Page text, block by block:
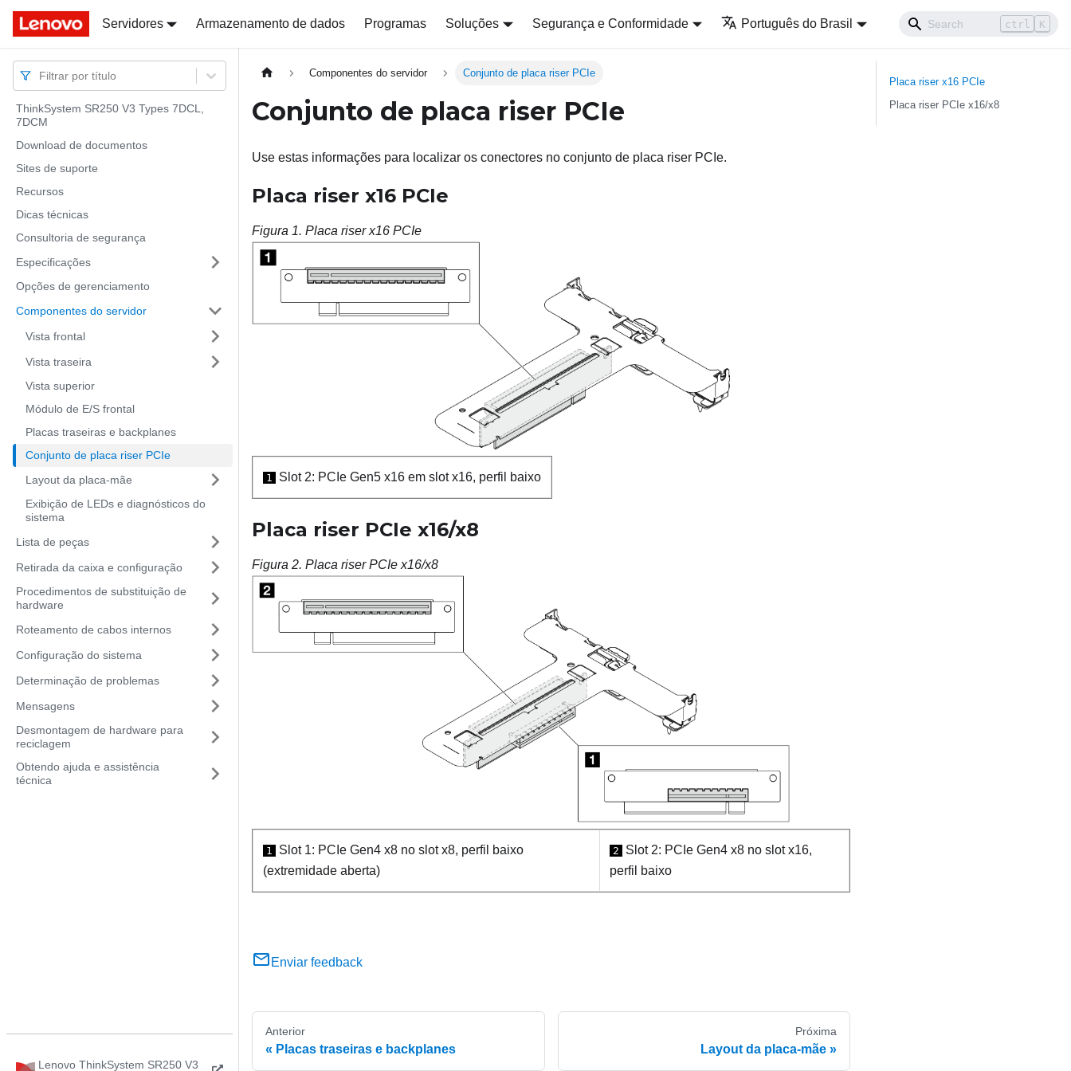
Docs
Servidores Armazenamento de dados Programas Soluções Segurança e Conformidade Português do Brasil ctrl K
Docs
Filtrar por título
ThinkSystem SR250 V3 Types 7DCL,
7DCM
Download de documentos
Sites de suporte
Recursos
Dicas técnicas
Consultoria de segurança
Especificações
Opções de gerenciamento
Componentes do servidor
Vista frontal
Vista traseira
Vista superior
Módulo de E/S frontal
Placas traseiras e backplanes
Conjunto de placa riser PCIe
Layout da placa-mãe
Exibição de LEDs e diagnósticos do
sistema
Lista de peças
Retirada da caixa e configuração
Procedimentos de substituição de
hardware
Roteamento de cabos internos
Configuração do sistema
Determinação de problemas
Mensagens
Desmontagem de hardware para
reciclagem
Obtendo ajuda e assistência
técnica
Lenovo ThinkSystem SR250 V3
Componentes do servidor Conjunto de placa riser PCIe
Conjunto de placa riser PCIe
Use estas informações para localizar os conectores no conjunto de placa riser PCIe.
Placa riser x16 PCIe
Figura 1. Placa riser x16 PCIe
1 Slot 2: PCIe Gen5 x16 em slot x16, perfil baixo
Placa riser PCIe x16/x8
Figura 2. Placa riser PCIe x16/x8
1
Slot 1: PCIe Gen4 x8 no slot x8, perfil baixo
(extremidade aberta)
2
Slot 2: PCIe Gen4 x8 no slot x16,
perfil baixo
Enviar feedback
Anterior
Placas traseiras e backplanes
Próxima
Layout da placa-mãe
Placa riser x16 PCIe
Placa riser PCIe x16/x8